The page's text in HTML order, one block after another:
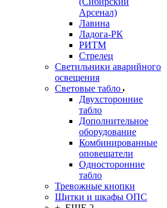
Арсенал)
Лавина
Ладога-РК
РИТМ
Стрелец
Светильники аварийного
освещения
Световые табло
Двухсторонние
табло
Дополнительное
оборудование
Комбинированные
оповещатели
Односторонние
табло
Тревожные кнопки
Щитки и шкафы ОПС